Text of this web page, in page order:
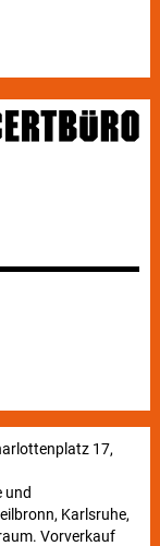
17,
und
Karlsruhe,
Vorverkauf